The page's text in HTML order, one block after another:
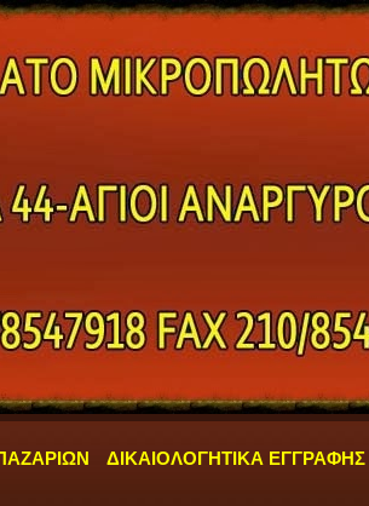
ΔΙΚΑΙΟΛΟΓΗΤΙΚΑ ΕΓΓΡΑΦΗΣ